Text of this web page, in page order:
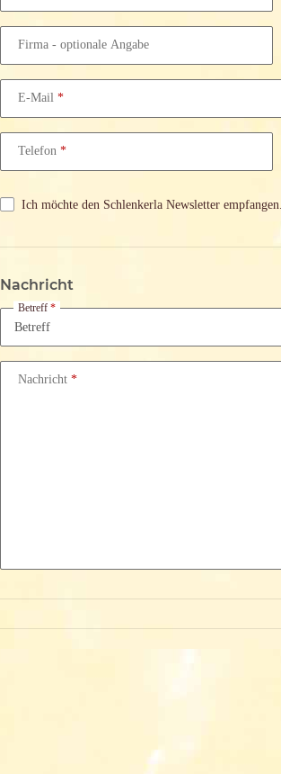
Firma - optionale Angabe
E-Mail
Telefon
Ich möchte den Schlenkerla Newsletter empfangen.
Nachricht
Betreff
Nachricht